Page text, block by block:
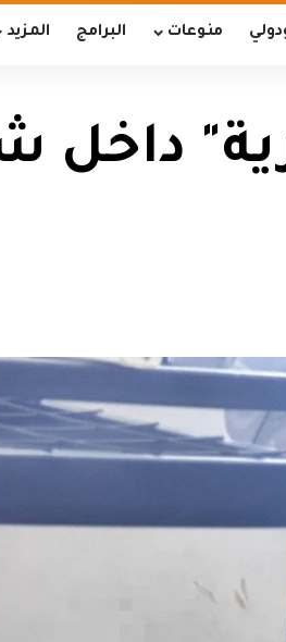
منوعات البرامج المزيد
داخل